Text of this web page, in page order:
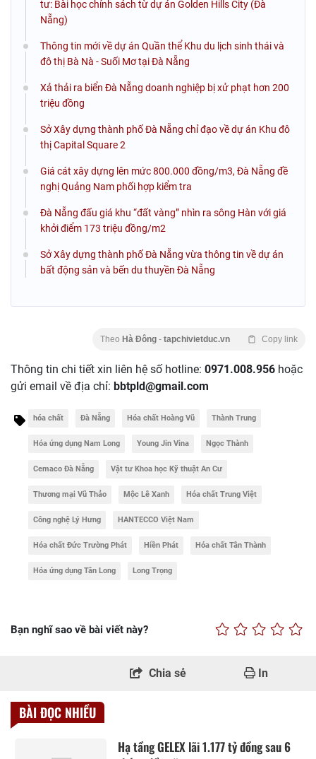
tư: Bài học chính sách từ dự án Golden Hills City (Đà
Nẵng)
Thông tin mới về dự án Quần thể Khu du lịch sinh thái và
đô thị Bà Nà - Suối Mơ tại Đà Nẵng
Xả thải ra biển Đà Nẵng doanh nghiệp bị xử phạt hơn 200
triệu đồng
Sở Xây dựng thành phố Đà Nẵng chỉ đạo về dự án Khu đô
thị Capital Square 2
Giá cát xây dựng lên mức 800.000 đồng/m3, Đà Nẵng đề
nghị Quảng Nam phối hợp kiểm tra
Đà Nẵng đấu giá khu “đất vàng” nhìn ra sông Hàn với giá
khởi điểm 173 triệu đồng/m2
Sở Xây dựng thành phố Đà Nẵng vừa thông tin về dự án
bất động sản và bến du thuyền Đà Nẵng
Theo Hà Đông - tapchivietduc.vn Copy link
Thông tin chi tiết xin liên hệ số hotline: 0971.008.956 hoặc
gửi email về địa chỉ: bbtpld@gmail.com
hóa chất Đà Nẵng Hóa chất Hoàng Vũ Thành Trung
Hóa ứng dụng Nam Long Young Jin Vina Ngọc Thành
Cemaco Đà Nẵng Vật tư Khoa học Kỹ thuật An Cư
Thương mại Vũ Thảo Mộc Lê Xanh Hóa chất Trung Việt
Công nghệ Lý Hưng HANTECCO Việt Nam
Hóa chất Đức Trường Phát Hiền Phát Hóa chất Tân Thành
Hóa ứng dụng Tân Long Long Trọng
Bạn nghĩ sao về bài viết này?
Chia sẻ In
BÀI ĐỌC NHIỀU
Hạ tầng GELEX lãi 1.177 tỷ đồng sau 6